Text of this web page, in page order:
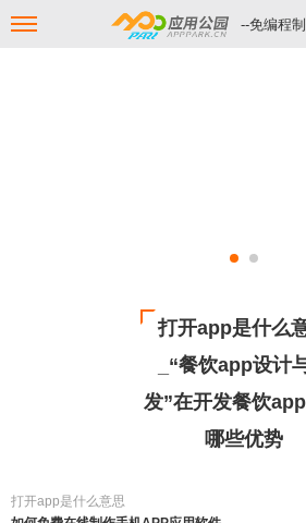
--免编程
打开app是什么
_“餐饮app设计
发”在开发餐饮
哪些优势
打开app是什么意思